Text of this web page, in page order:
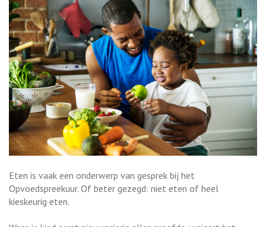
Eten is vaak een onderwerp van gesprek bij het
Opvoedspreekuur. Of beter gezegd: niet eten of heel
kieskeurig eten.